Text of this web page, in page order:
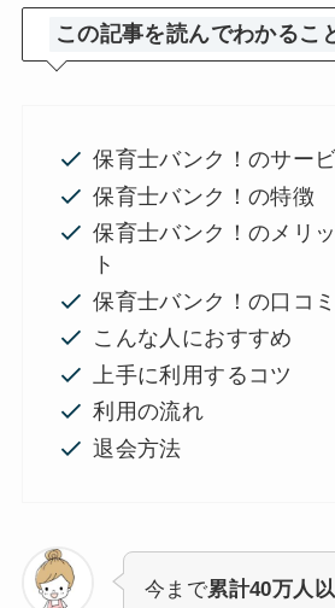
この記事を読んでわかるこ
保育士バンク！のサー
保育士バンク！の特徴
保育士バンク！のメリ
ト
保育士バンク！の口コミ
こんな人におすすめ
上手に利用するコツ
利用の流れ
退会方法
今まで累計40万人